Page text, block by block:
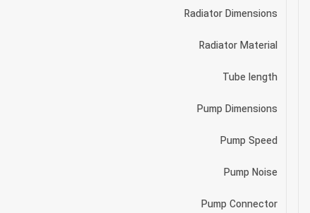
Radiator Dimensions
Radiator Material
Tube length
Pump Dimensions
Pump Speed
Pump Noise
Pump Connector